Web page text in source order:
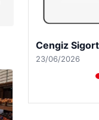
Hastaş Beton
26/05/2026